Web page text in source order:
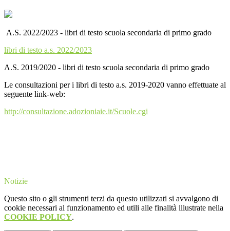
A.S. 2022/2023 - libri di testo scuola secondaria di primo grado
libri di testo a.s. 2022/2023
A.S. 2019/2020 - libri di testo scuola secondaria di primo grado
Le consultazioni per i libri di testo a.s. 2019-2020 vanno effettuate al
seguente link-web:
http://consultazione.adozioniaie.it/Scuole.cgi
Notizie
Questo sito o gli strumenti terzi da questo utilizzati si avvalgono di
cookie necessari al funzionamento ed utili alle finalità illustrate nella
COOKIE POLICY.